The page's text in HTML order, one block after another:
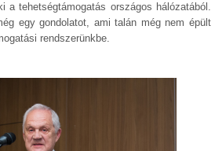
a tehetségtámogatás országos hálózatából.
egy gondolatot, ami talán még nem épült
rendszerünkbe.